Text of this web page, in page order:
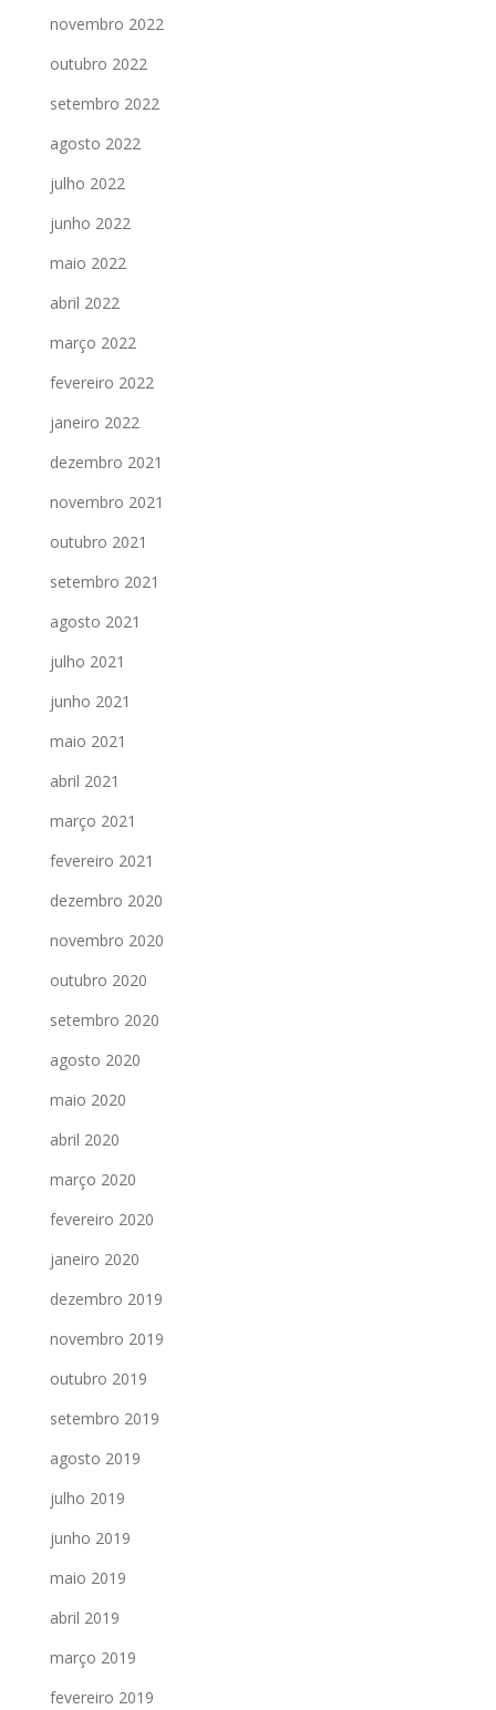
novembro 2022
outubro 2022
setembro 2022
agosto 2022
julho 2022
junho 2022
maio 2022
abril 2022
março 2022
fevereiro 2022
janeiro 2022
dezembro 2021
novembro 2021
outubro 2021
setembro 2021
agosto 2021
julho 2021
junho 2021
maio 2021
abril 2021
março 2021
fevereiro 2021
dezembro 2020
novembro 2020
outubro 2020
setembro 2020
agosto 2020
maio 2020
abril 2020
março 2020
fevereiro 2020
janeiro 2020
dezembro 2019
novembro 2019
outubro 2019
setembro 2019
agosto 2019
julho 2019
junho 2019
maio 2019
abril 2019
março 2019
fevereiro 2019